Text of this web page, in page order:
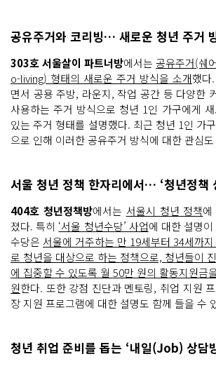
공유주거와 코리빙… 새로운 청년 주거
303호 서울살이 파트너방에서는 공유주거(쉐
o-living) 형태의 새로운 주거 방식을 소개했다
면서 공용 주방, 라운지, 작업 공간 등 다양한
사용하는 주거 방식으로 청년 1인 가구에게
있는 주거 형태를 설명했다. 최근 청년 1인 가
으로 인해 이러한 공유주거 방식에 대한 관심
서울 청년 정책 한자리에서… ‘청년정책
404호 청년정책방에서는 서울시 청년 정책에
졌다. 특히 ‘서울 청년수당’ 사업에 대한 설명
수당은 서울에 거주하는 만 19세부터 34세까
로 청년을 대상으로 하는 정책으로, 청년들이
에 집중할 수 있도록 월 50만 원의 활동지원금
원한다. 또한 강점 진단과 멘토링, 취업 지원
장 지원 프로그램에 대한 설명도 함께 들을 수
청년 취업 준비를 돕는 ‘내일(Job) 상담